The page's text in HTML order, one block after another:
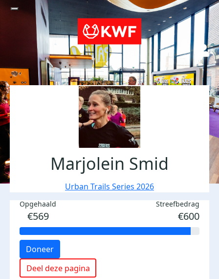
Marjolein Smid
Urban Trails Series 2026
Opgehaald
€569
Streefbedrag
€600
Doneer
Deel deze pagina